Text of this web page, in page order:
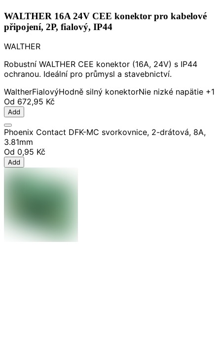
WALTHER 16A 24V CEE konektor pro kabelové
připojení, 2P, fialový, IP44
WALTHER
Robustní WALTHER CEE konektor (16A, 24V) s IP44
ochranou. Ideální pro průmysl a stavebnictví.
WaltherFialovýHodně silný konektorNie nizké napätie +1
Od 672,95 Kč
Add
Phoenix Contact DFK-MC svorkovnice, 2-drátová, 8A,
3.81mm
Od 0,95 Kč
Add